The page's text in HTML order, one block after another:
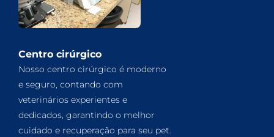
Centro cirúrgico
Nosso centro cirúrgico é moderno
e seguro, contando com
veterinários experientes e
dedicados, garantindo o melhor
cuidado e recuperação para seu pet.